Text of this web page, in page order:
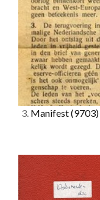
3. Manifest(9703)